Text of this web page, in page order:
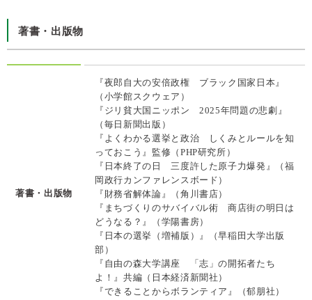
著書・出版物
著書・出版物
『夜郎自大の安倍政権 ブラック国家日本』
（小学館スクウェア）
『ジリ貧大国ニッポン 2025年問題の悲劇』
（毎日新聞出版）
『よくわかる選挙と政治 しくみとルールを知
っておこう』監修（PHP研究所）
『日本終了の日 三度許した原子力爆発』（福
岡政行カンファレンスボード）
『財務省解体論』（角川書店）
『まちづくりのサバイバル術 商店街の明日は
どうなる？』（学陽書房）
『日本の選挙（増補版）』（早稲田大学出版
部）
『自由の森大学講座 「志」の開拓者たち
よ！』共編（日本経済新聞社）
『できることからボランティア』（郁朋社）